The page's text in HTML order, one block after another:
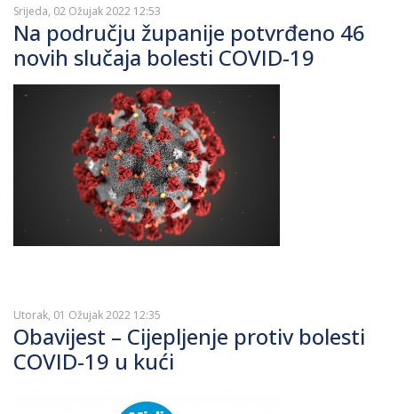
Srijeda, 02 Ožujak 2022 12:53
Na području županije potvrđeno 46
novih slučaja bolesti COVID-19
Utorak, 01 Ožujak 2022 12:35
Obavijest – Cijepljenje protiv bolesti
COVID-19 u kući